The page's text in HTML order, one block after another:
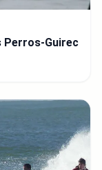
Perros-Guirec